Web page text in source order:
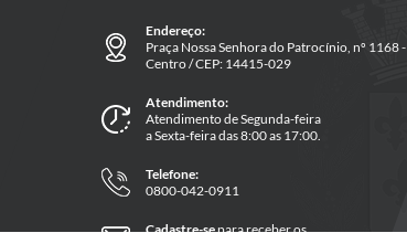
Endereço:
Praça Nossa Senhora do Patrocínio, nº 1168 -
Centro / CEP: 14415-029
Atendimento:
Atendimento de Segunda-feira
a Sexta-feira das 8:00 as 17:00.
Telefone:
0800-042-0911
Cadastre-separa receber os